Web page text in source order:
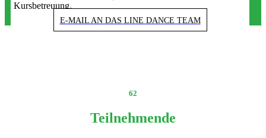
Kursbetreuung.
E-MAIL AN DAS LINE DANCE TEAM
62
Teilnehmende